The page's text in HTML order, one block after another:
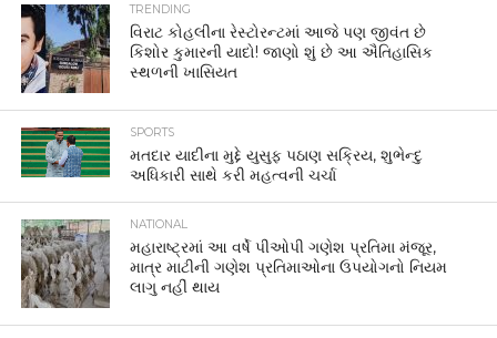
TRENDING
વિરાટ કોહલીના રેસ્ટોરન્ટમાં આજે પણ જીવંત છે
કિશોર કુમારની યાદો! જાણો શું છે આ ઐતિહાસિક
સ્થળની ખાસિયત
SPORTS
મતદાર યાદીના મુદ્દે યુસુફ પઠાણ સક્રિય, શુભેન્દુ
અધિકારી સાથે કરી મહત્વની ચર્ચા
NATIONAL
મહારાષ્ટ્રમાં આ વર્ષે પીઓપી ગણેશ પ્રતિમા મંજૂર,
માત્ર માટીની ગણેશ પ્રતિમાઓના ઉપયોગનો નિયમ
લાગુ નહીં થાય